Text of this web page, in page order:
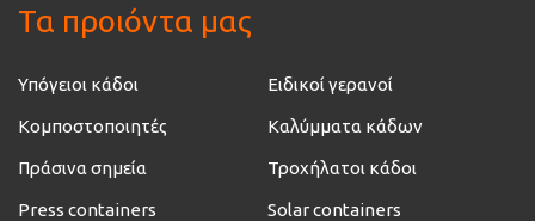
Τα προιόντα μας
Υπόγειοι κάδοι Ειδικοί γερανοί
Κομποστοποιητές Καλύμματα κάδων
Πράσινα σημεία Τροχήλατοι κάδοι
Press containers Solar containers